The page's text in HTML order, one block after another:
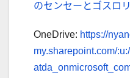
のセンセーとゴスロ
OneDrive: https://
my.sharepoint.com/